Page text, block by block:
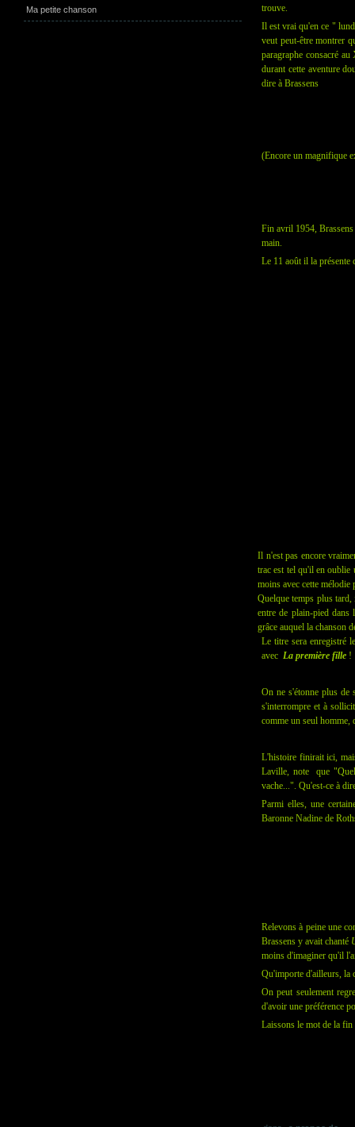
Ma petite chanson
trouve.
Il est vrai qu'en ce "
veut peut-être montrer
paragraphe consacré
durant cette aventure
dire à Brassens
(Encore un magnifique
Fin avril 1954, Brassens
main.
Le 11 août il la
Il n'est pas encore
trac est tel qu'il en oublie
moins avec cette mélodie
Quelque temps plus
entre de plain-pied
grâce auquel la chanson
Le titre sera enregistré
avec La première fille !
On ne s'étonne plus de
s'interrompre et à
comme un seul homme,
L'histoire finirait ici,
Laville, note que
vache...". Qu'est-ce à
Parmi elles, une
Baronne Nadine de
Relevons à peine une
Brassens y avait chanté
moins d'imaginer qu'il
Qu'importe d'ailleurs, la
On peut seulement
d'avoir une préférence
Laissons le mot de la fin